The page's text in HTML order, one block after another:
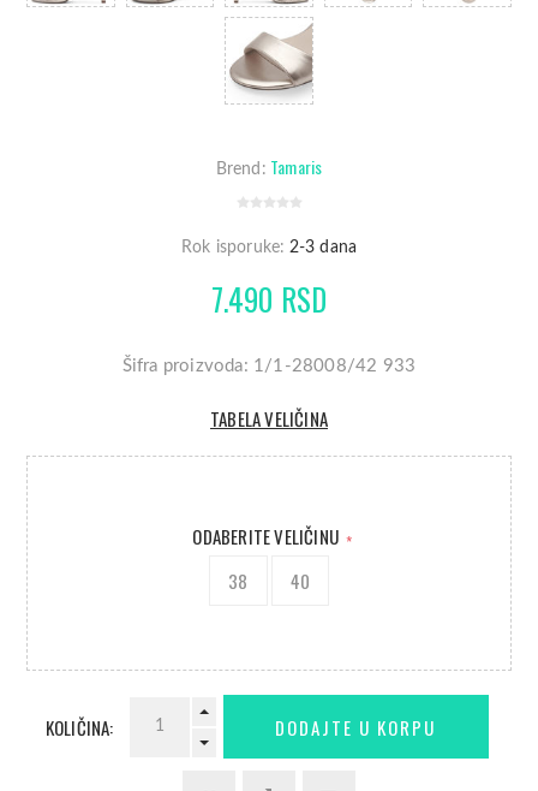
Brend: Tamaris
Rok isporuke: 2-3 dana
7.490 RSD
Šifra proizvoda: 1/1-28008/42 933
TABELA VELIČINA
ODABERITE VELIČINU *
38 40
KOLIČINA: